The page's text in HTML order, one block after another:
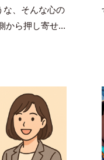
な、そんな心の
から押し寄せ...